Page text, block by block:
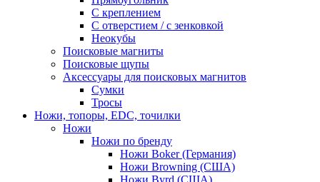
С креплением
С отверстием / с зенковкой
Неокубы
Поисковые магниты
Поисковые щупы
Аксессуары для поисковых магнитов
Сумки
Тросы
Ножи, топоры, EDC, точилки
Ножи
Ножи по бренду
Ножи Boker (Германия)
Ножи Browning (США)
Ножи Byrd (США)